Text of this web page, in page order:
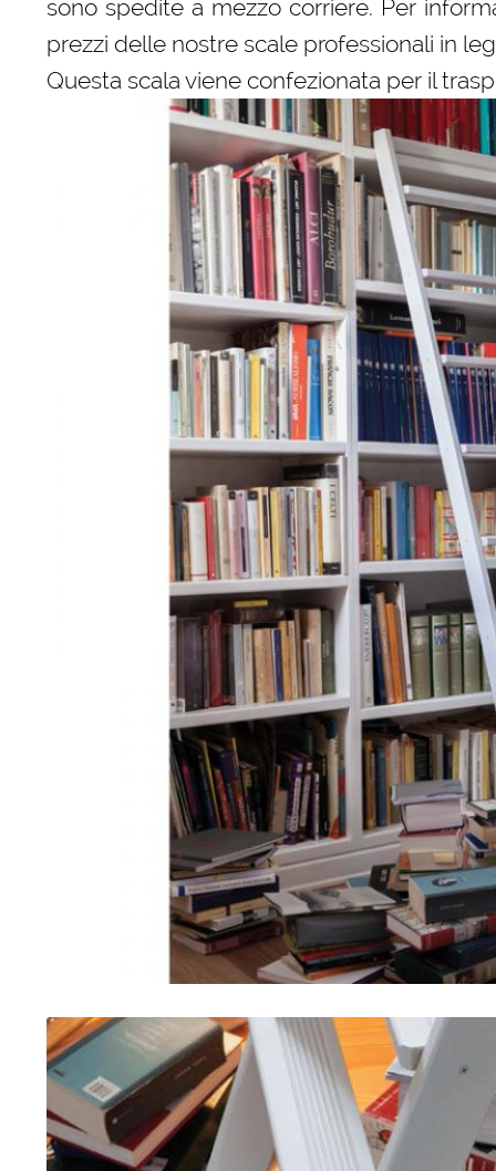
sono spedite a mezzo corriere. Per
prezzi delle nostre scale professionali in
Questa scala viene confezionata per il